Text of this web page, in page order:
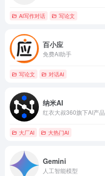
AI写作对话 写论文
百小应
免费AI助手
写论文 对话AI
纳米AI
红衣大叔360旗下AI产品
大厂AI 大热门AI
Gemini
人工智能模型